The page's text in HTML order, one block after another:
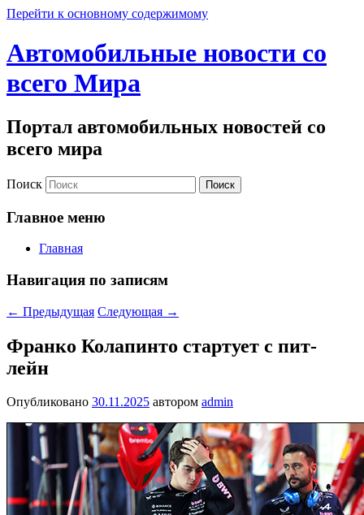
Перейти к основному содержимому
Автомобильные новости со
всего Мира
Портал автомобильных новостей со
всего мира
Поиск
Главное меню
Главная
Навигация по записям
← Предыдущая Следующая →
Франко Колапинто стартует с пит-
лейн
Опубликовано 30.11.2025 автором admin